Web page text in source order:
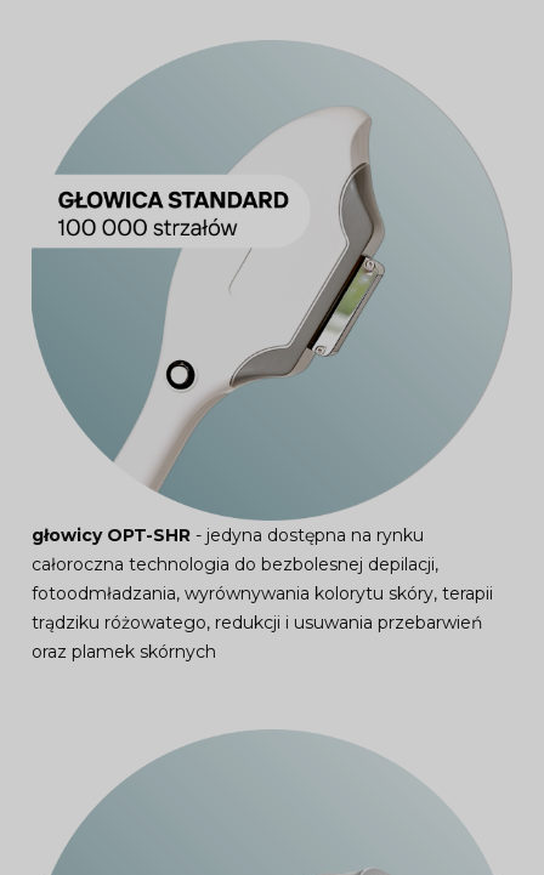
głowicy OPT-SHR - jedyna dostępna na rynku
całoroczna technologia do bezbolesnej depilacji,
fotoodmładzania, wyrównywania kolorytu skóry, terapii
trądziku różowatego, redukcji i usuwania przebarwień
oraz plamek skórnych